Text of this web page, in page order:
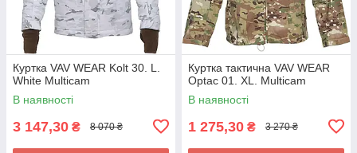
Куртка VAV WEAR Kolt 30. L.
White Multicam
В наявності
3 147,30 ₴ 8 070 ₴
Куртка тактична VAV WEAR
Optac 01. XL. Multicam
В наявності
1 275,30 ₴ 3 270 ₴